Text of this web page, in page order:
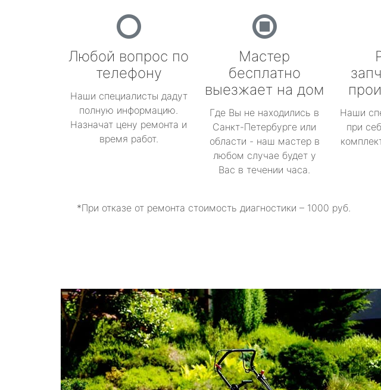
Любой вопрос по
телефону
Наши специалисты дадут
полную информацию.
Назначат цену ремонта и
время работ.
Мастер
бесплатно
выезжает на дом
Где Вы не находились в
Санкт-Петербурге или
области - наш мастер в
любом случае будет у
Вас в течении часа.
Наши
при
*При отказе от ремонта стоимость диагностики – 1000 руб.